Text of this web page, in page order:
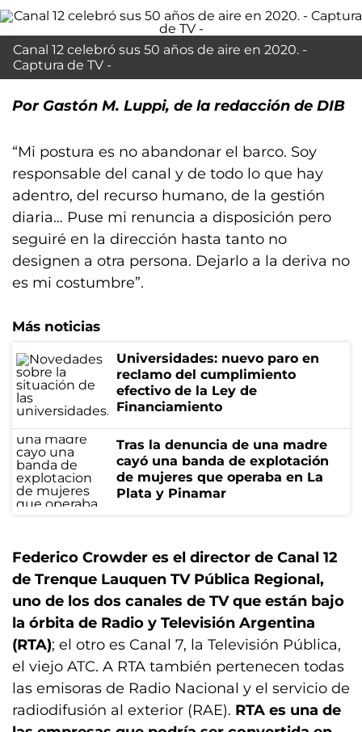
Canal 12 celebró sus 50 años de aire en 2020. -
Captura de TV -
Por Gastón M. Luppi, de la redacción de DIB
“Mi postura es no abandonar el barco. Soy
responsable del canal y de todo lo que hay
adentro, del recurso humano, de la gestión
diaria… Puse mi renuncia a disposición pero
seguiré en la dirección hasta tanto no
designen a otra persona. Dejarlo a la deriva no
es mi costumbre”.
Más noticias
Universidades: nuevo paro en
reclamo del cumplimiento
efectivo de la Ley de
Financiamiento
Tras la denuncia de una madre
cayó una banda de explotación
de mujeres que operaba en La
Plata y Pinamar
Federico Crowder es el director de Canal 12
de Trenque Lauquen TV Pública Regional,
uno de los dos canales de TV que están bajo
la órbita de Radio y Televisión Argentina
(RTA); el otro es Canal 7, la Televisión Pública,
el viejo ATC. A RTA también pertenecen todas
las emisoras de Radio Nacional y el servicio de
radiodifusión al exterior (RAE). RTA es una de